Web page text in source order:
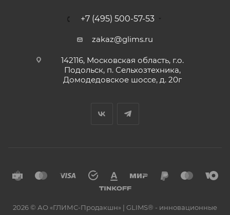
+7 (495) 500-57-53
zakaz@glims.ru
142116, Московская область, г.о.
Подольск, п. Сельхозтехника,
Домодедовское шоссе, д. 20г
2026 © АО «ГЛИМС-Продакшн» | GLIMS® - инновационные